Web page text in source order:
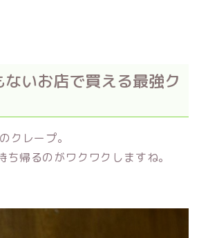
いお店で買える最強ク
クレープ。
帰るのがワクワクしますね。